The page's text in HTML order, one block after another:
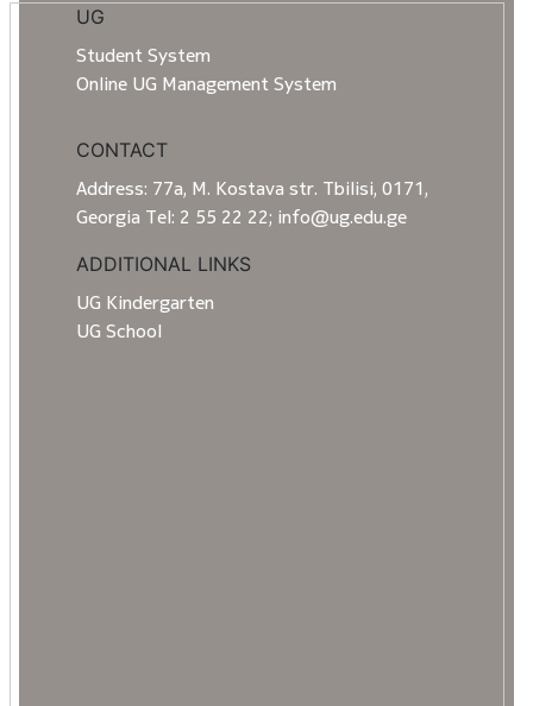
UG
Student System
Online UG Management System
CONTACT
Address: 77a, M. Kostava str. Tbilisi, 0171,
Georgia Tel: 2 55 22 22; info@ug.edu.ge
ADDITIONAL LINKS
UG Kindergarten
UG School